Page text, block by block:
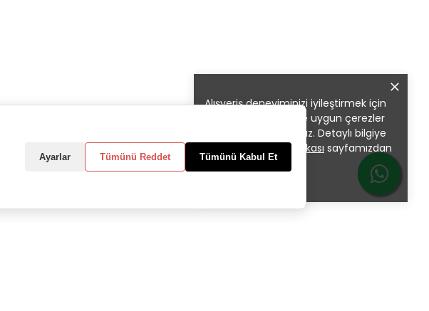
Ayarlar Tümünü Reddet Tümünü Kabul Et
Alışveriş deneyiminizi iyileştirmek için
yasal düzenlemelere uygun çerezler
(cookies) kullanıyoruz. Detaylı bilgiye
Gizlilik ve Çerez Politikası sayfamızdan
erişebilirsiniz.